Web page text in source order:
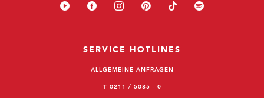
SERVICE HOTLINES
ALLGEMEINE ANFRAGEN
T 0211 / 5085 - 0